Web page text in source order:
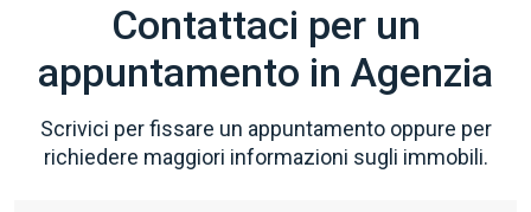
Contattaci per un
appuntamento in Agenzia
Scrivici per fissare un appuntamento oppure per
richiedere maggiori informazioni sugli immobili.